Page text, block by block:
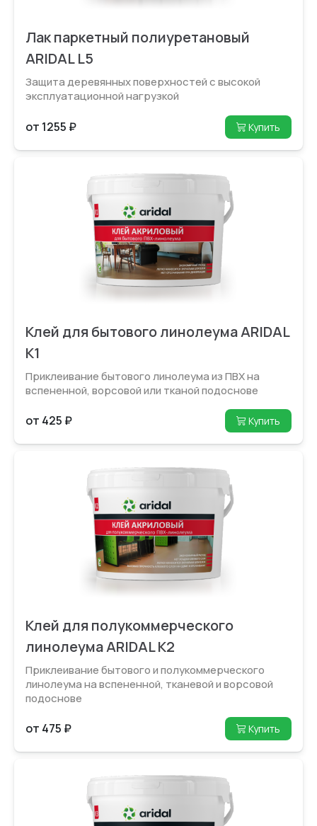
Лак паркетный полиуретановый
ARIDAL L5
Защита деревянных поверхностей с высокой
эксплуатационной нагрузкой
от 1255 ₽ Купить
Клей для бытового линолеума ARIDAL
K1
Приклеивание бытового лино­леума из ПВХ на
вспененной, ворсовой или тканой подоснове
от 425 ₽ Купить
Клей для полукоммерческого
линолеума ARIDAL K2
Приклеивание бытового и полукоммерческого
линолеума на вспененной, тканевой и ворсовой
подоснове
от 475 ₽ Купить